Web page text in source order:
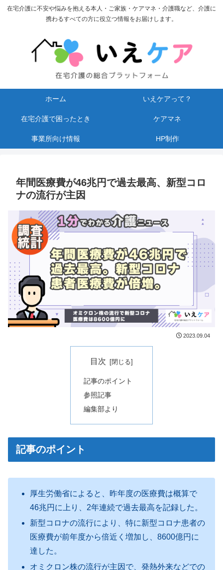
在宅介護に不安や悩みを抱える本人・ご家族・ケアマネ・介護職など、介護に
携わるすべての方に役立つ情報をお届けします。
ホーム いえケアって？
在宅介護で困ったとき ケアマネ
事業所向け情報 HP制作
年間医療費が46兆円で過去最高、新型コロ
ナの流行が主因
2023.09.04
目次
記事のポイント
参照記事
編集部より
記事のポイント
厚生労働省によると、昨年度の医療費は概算で
46兆円に上り、2年連続で過去最高を記録した。
新型コロナの流行により、特に新型コロナ患者の
医療費が前年度から倍近く増加し、8600億円に
達した。
オミクロン株の流行が主因で、発熱外来などでの